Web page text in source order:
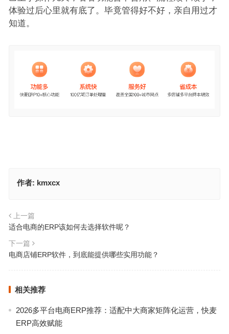
体验过后心里就有底了。毕竟管得好不好，亲自用过才
知道。
作者: kmxcx
上一篇
适合电商的ERP该如何去选择软件呢？
下一篇
电商店铺ERP软件，到底能提供哪些实用功能？
相关推荐
2026多平台电商ERP推荐：适配中大商家矩阵化运营，快麦
ERP高效赋能